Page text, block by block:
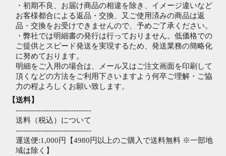
・初期不良、お届け商品の相違を除き、イメージ違いなど
お客様都合による返品・交換、又ご使用済みの商品は返
品・交換をお受けできませんので、予めご了承ください。
・弊社では明細書の発行は行っておりません。低価格での
ご提供とスピード発送を実現するため、発送業務の簡略化
に努めております。
明細をご入用の場合は、メール又はご注文画面を印刷して
頂くなどの方法をご利用下さいますよう何卒ご理解・ご協
力の程よろしくお願い致します。
【送料】
------------------------------
送料（税込）について
------------------------------
運送便:1,000円【4980円以上のご購入で送料無料 ※一部地
域は除く】